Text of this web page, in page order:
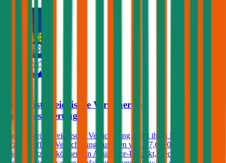
Niederösterreichische Versicherung
Autoversicherung
Die Niederösterreichische Versicherung bietet ihren Kunden in der
Kfz-Haftpflicht Versicherungssummen von € 7,6, 10, 15 und 20
Mio. Zusätzlich können ein Assistance-Produkt, Rechtsschutz